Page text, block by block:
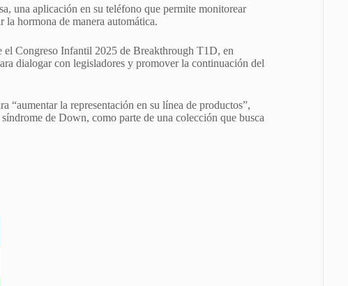
una aplicación en su teléfono que permite monitorear
la hormona de manera automática.
el Congreso Infantil 2025 de Breakthrough T1D, en
dialogar con legisladores y promover la continuación del
“aumentar la representación en su línea de productos”,
de Down, como parte de una colección que busca